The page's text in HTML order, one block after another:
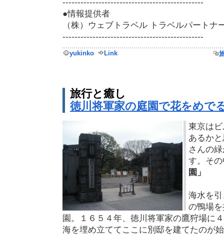
-----------------------------------------------
●情報提供者
（株）ウェブトラベル トラベルパート
-----------------------------------------------
yukinko Link
旅行と癒し
徳川将軍家の庭園で花をめで
東京は
あるか
さんの
す。そ
園」
海水を
の鴨場
園。１６５４年、徳川将軍家の鷹狩場に
海を埋め立ててここに別邸を建てたのが